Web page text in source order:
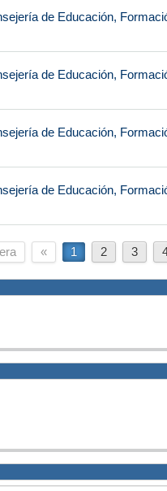
de Educación,
de Educación,
de Educación,
de Educación,
« 1 2 3